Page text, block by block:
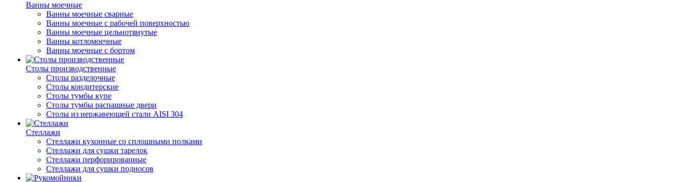
Ванны моечные
Ванны моечные сварные
Ванны моечные с рабочей поверхностью
Ванны моечные цельнотянутые
Ванны котломоечные
Ванны моечные с бортом
Столы производственные
Столы разделочные
Столы кондитерские
Столы тумбы купе
Столы тумбы распашные двери
Столы из нержавеющей стали AISI 304
Стеллажи
Стеллажи кухонные со сплошными полками
Стеллажи для сушки тарелок
Стеллажи перфорированные
Стеллажи для сушки подносов